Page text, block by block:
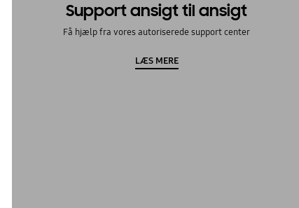
Support ansigt til ansigt
Få hjælp fra vores autoriserede support center
LÆS MERE